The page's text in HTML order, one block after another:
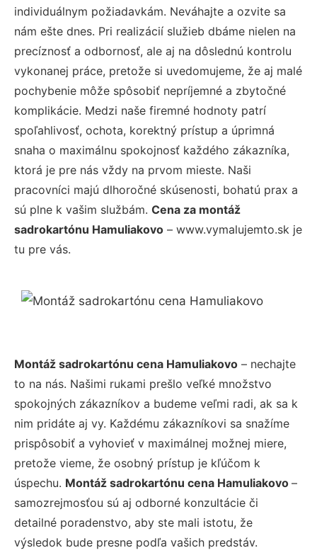
individuálnym požiadavkám. Neváhajte a ozvite sa
nám ešte dnes. Pri realizácií služieb dbáme nielen na
precíznosť a odbornosť, ale aj na dôslednú kontrolu
vykonanej práce, pretože si uvedomujeme, že aj malé
pochybenie môže spôsobiť nepríjemné a zbytočné
komplikácie. Medzi naše firemné hodnoty patrí
spoľahlivosť, ochota, korektný prístup a úprimná
snaha o maximálnu spokojnosť každého zákazníka,
ktorá je pre nás vždy na prvom mieste. Naši
pracovníci majú dlhoročné skúsenosti, bohatú prax a
sú plne k vašim službám. Cena za montáž
sadrokartónu Hamuliakovo – www.vymalujemto.sk je
tu pre vás.
Montáž sadrokartónu cena Hamuliakovo – nechajte
to na nás. Našimi rukami prešlo veľké množstvo
spokojných zákazníkov a budeme veľmi radi, ak sa k
nim pridáte aj vy. Každému zákazníkovi sa snažíme
prispôsobiť a vyhovieť v maximálnej možnej miere,
pretože vieme, že osobný prístup je kľúčom k
úspechu. Montáž sadrokartónu cena Hamuliakovo –
samozrejmosťou sú aj odborné konzultácie či
detailné poradenstvo, aby ste mali istotu, že
výsledok bude presne podľa vašich predstáv.